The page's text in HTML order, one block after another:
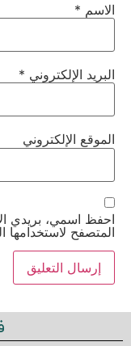
الاسم *
البريد الإلكتروني *
الموقع الإلكتروني
احفظ اسمي، بريدي
المتصفح لاستخدامها